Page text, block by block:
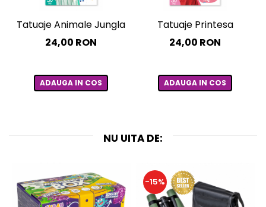
Tatuaje Animale Jungla
24,00 RON
ADAUGA IN COS
Tatuaje Printesa
24,00 RON
ADAUGA IN COS
NU UITA DE:
-15%